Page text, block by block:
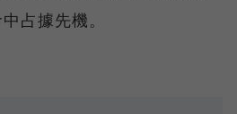
占據先機。